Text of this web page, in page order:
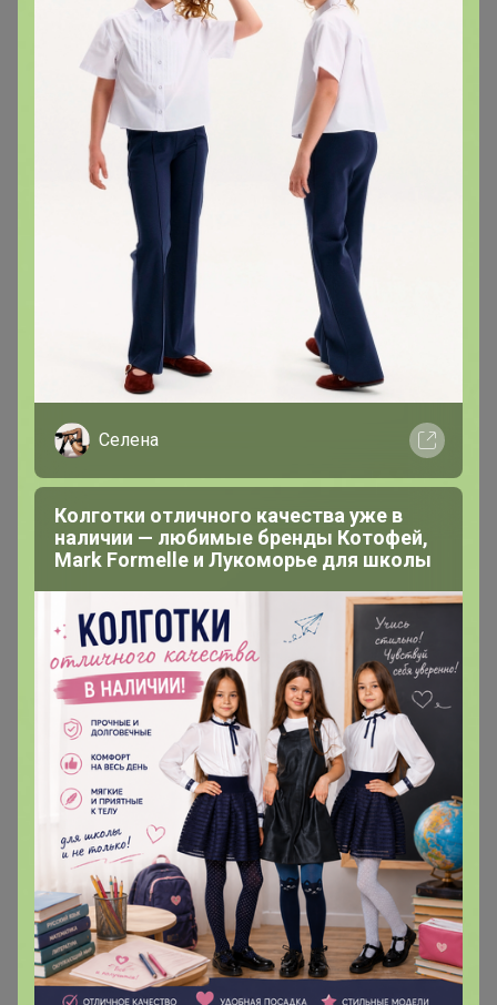
24 апреля, 2018 13:06
Добрый день! Напишите, пожалуйста, сумму за
доставку. Оплачу на карту.
оляска
Великий магистр
В теме "цр Абакан "
10 апреля, 2018 19:57
Добрый день! Посчитайте мне, пжл, доставку.
Оплачу на карту.
оляска
В теме "цр Абакан "
3 апреля, 2018 13:59
Добрый день! Напишите мне сумму за доставку.
Оплачу на карту.
оляска
Великий магистр
В теме "цр Абакан "
Селена
Колготки отличного качества уже в
наличии — любимые бренды Котофей,
Mark Formelle и Лукоморье для школы